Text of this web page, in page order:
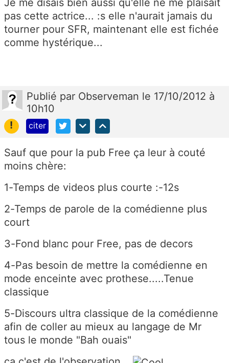
Je me disais bien aussi qu'elle ne me plaisait
pas cette actrice... :s elle n'aurait jamais du
tourner pour SFR, maintenant elle est fichée
comme hystérique...
Publié par Observeman le 17/10/2012 à
10h10
!
citer
Sauf que pour la pub Free ça leur à couté
moins chère:
1-Temps de videos plus courte :-12s
2-Temps de parole de la comédienne plus
court
3-Fond blanc pour Free, pas de decors
4-Pas besoin de mettre la comédienne en
mode enceinte avec prothese.....Tenue
classique
5-Discours ultra classique de la comédienne
afin de coller au mieux au langage de Mr
tous le monde "Bah ouais"